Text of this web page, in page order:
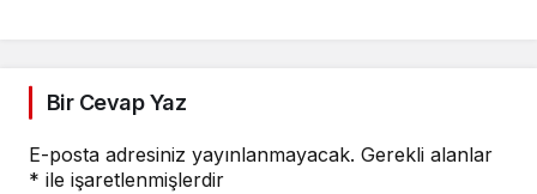
Bir Cevap Yaz
E-posta adresiniz yayınlanmayacak. Gerekli alanlar
* ile işaretlenmişlerdir